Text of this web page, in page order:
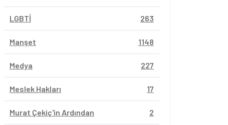
LGBTİ 263
Manşet 1148
Medya 227
Meslek Hakları 17
Murat Çekiç'in Ardından 2